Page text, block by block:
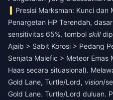
Presisi Marksman: Kunci dan
Penargetan HP Terendah,
sensitivitas 65%, tombol skill
Ajaib > Sabit Korosi > Pedang
Senjata Malefic > Meteor
Haas secara situasional).
Gold Lane, Turtle/Lord, vision/
Gold Lane. Turtle/Lord duluan.